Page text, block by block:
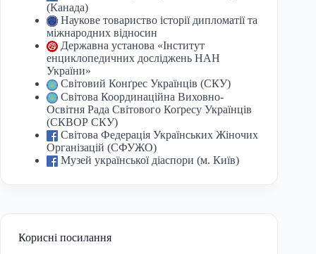
(Канада)
Наукове товариство історії дипломатії та
міжнародних відносин
Державна установа «Інститут
енциклопедичних досліджень НАН
України»
Світовий Конґрес Українців (СКУ)
Світова Координаційна Виховно-
Освітня Рада Світового Коґресу Українців
(СКВОР СКУ)
Світова Федерація Українських Жіночих
Організацій (СФУЖО)
Музей української діаспори (м. Київ)
Корисні посилання